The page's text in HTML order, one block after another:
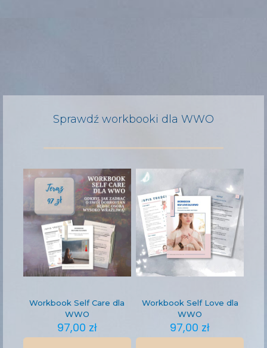
Sprawdź workbooki dla WWO
Workbook Self Care dla
WWO
97,00 zł
Workbook Self Love dla
WWO
97,00 zł